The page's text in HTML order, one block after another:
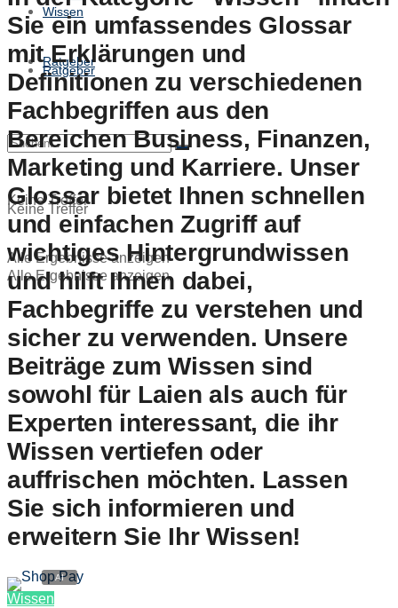
Ratgeber
Keine Treffer
Alle Ergebnisse anzeigen
Wissen
Ratgeber
Keine Treffer
Alle Ergebnisse anzeigen
Sie ein umfassendes Glossar
mit Erklärungen und
Definitionen zu verschiedenen
Fachbegriffen aus den
Bereichen Business, Finanzen,
Marketing und Karriere. Unser
Glossar bietet Ihnen schnellen
und einfachen Zugriff auf
wichtiges Hintergrundwissen
und hilft Ihnen dabei,
Fachbegriffe zu verstehen und
sicher zu verwenden. Unsere
Beiträge zum Wissen sind
sowohl für Laien als auch für
Experten interessant, die ihr
Wissen vertiefen oder
auffrischen möchten. Lassen
Sie sich informieren und
erweitern Sie Ihr Wissen!
Wissen